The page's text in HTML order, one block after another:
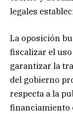
legales
La oposición
fiscalizar el
garantizar la
del gobierno
respecta a la
financiamiento